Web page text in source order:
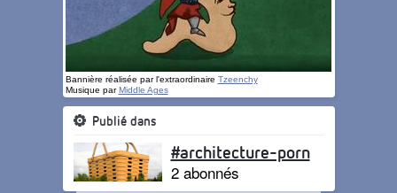
Bannière réalisée par l'extraordinaire Tzeenchy
Musique parMiddle Ages
Publié dans
#architecture-porn
2 abonnés